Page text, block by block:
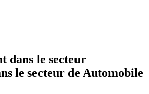
dans le secteur
le secteur de Automobile